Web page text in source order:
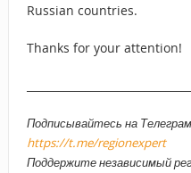
Russian countries.
Thanks for your attention!
Подписывайтесь на
https://t.me/regionexpert
Поддержите независимый